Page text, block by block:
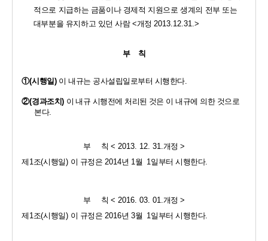
적으로 지급하는 금품이나 경제적 지원으로 생계의 전부 또는
대부분을 유지하고 있던 사람 <개정 2013.12.31.>
부    칙
①(시행일) 이 내규는 공사설립일로부터 시행한다.
②(경과조치 )
본다.
부     칙 < 2013. 12. 31. 개정 >
제 1 조(시행일) 이 규정은 2014년 1 월 1 일부터 시행한다.
부     칙 < 2016. 03. 01.개정 >
제 1 조(시행일) 이 규정은 2016년 3월 1 일부터 시행한다.